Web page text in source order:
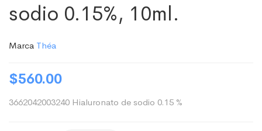
sodio 0.15%, 10ml.
Marca Théa
$560.00
3662042003240 Hialuronato de sodio 0.15 %